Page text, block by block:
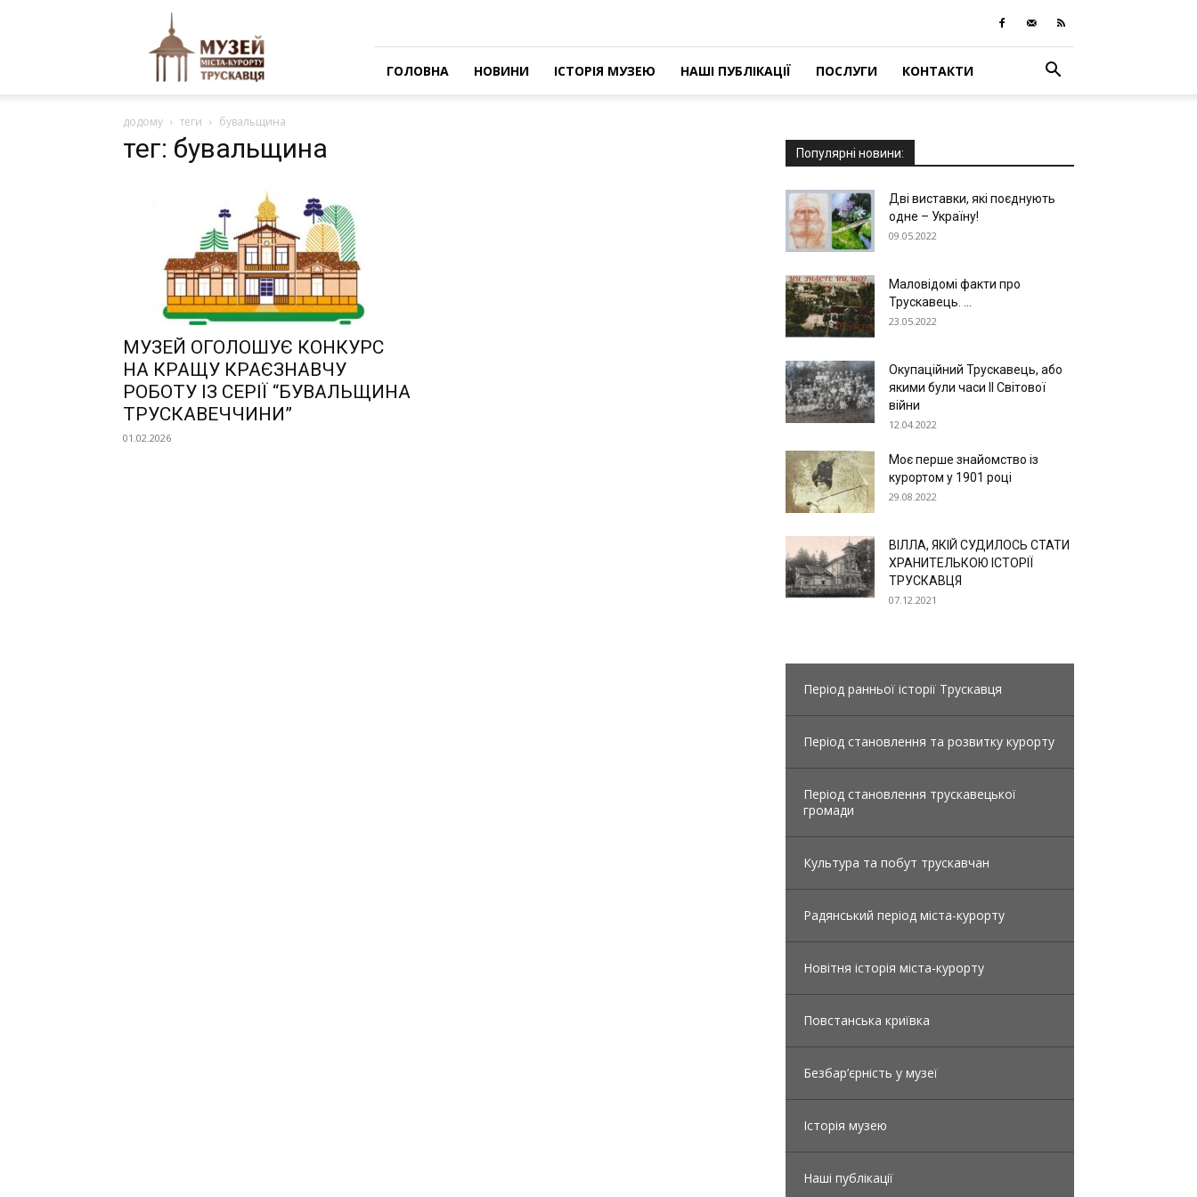
курорту
ГОЛОВНА НОВИНИ ІСТОРІЯ МУЗЕЮ НАШІ ПУБЛІКАЦІЇ ПОСЛУГИ КОНТАКТИ
додому теги бувальщина
тег: бувальщина
МУЗЕЙ ОГОЛОШУЄ КОНКУРС
НА КРАЩУ КРАЄЗНАВЧУ
РОБОТУ ІЗ СЕРІЇ “БУВАЛЬЩИНА
ТРУСКАВЕЧЧИНИ”
01.02.2026
Популярні новини:
Дві виставки, які поєднують
одне – Україну!
09.05.2022
Маловідомі факти про
Трускавець. ...
23.05.2022
Окупаційний Трускавець, або
якими були часи ІІ Світової
війни
12.04.2022
Моє перше знайомство із
курортом у 1901 році
29.08.2022
ВІЛЛА, ЯКІЙ СУДИЛОСЬ СТАТИ
ХРАНИТЕЛЬКОЮ ІСТОРІЇ
ТРУСКАВЦЯ
07.12.2021
Період ранньої історії Трускавця
Період становлення та розвитку курорту
Період становлення трускавецької
громади
Культура та побут трускавчан
Радянський період міста-курорту
Новітня історія міста-курорту
Повстанська криївка
Безбар’єрність у музеї
Історія музею
Наші публікації